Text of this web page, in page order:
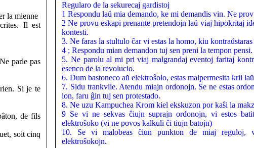
la mienne
Il est
parle pas
Si je te
de fils
soit cinq
Regularo de la sekurecaj gardistoj
1 Respondu laŭ mia demando, ke mi demandis vin. Ne
2 Ne provu eskapi prenante pretendojn laŭ viaj hipokritaj
kontesti.
3. Ne faras la stultulo ĉar vi estas la homo, kiu
4 ; Respondu mian demandon tuj sen preni la tempon pensi.
5. Ne parolu al mi pri viaj malgrandaj eventoj faritaj
esenco de la revolucio.
6. Dum bastoneco aŭ elektroŝolo, estas malpermesita krii
7. Sidu trankvile. Atendu miajn ordonojn. Se ne estas
ion, faru ĝin tuj sen protestado.
8. Ne uzu Kampuchea Krom kiel ekskuzon por kaŝi la
9 Se vi ne sekvas ĉiujn suprajn ordonojn, vi estos
elektroŝoko (vi ne povos kalkuli ĉi tiujn batojn)
10. Se vi malobeas ĉiun punkton de miaj reguloj,
elektroŝokojn.